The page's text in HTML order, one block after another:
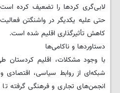
لابی‌گری کردها را تضعیف کرده
حتی علیه یکدیگر در واشنگتن
کاهش تأثیرگذاری اقلیم شده است.
دستاوردها و ناکامی‌ها
با وجود مشکلات، اقلیم
شبکه‌ای از روابط سیاسی، اقتصادی
انجمن‌های تجاری و فرهنگی گرفته